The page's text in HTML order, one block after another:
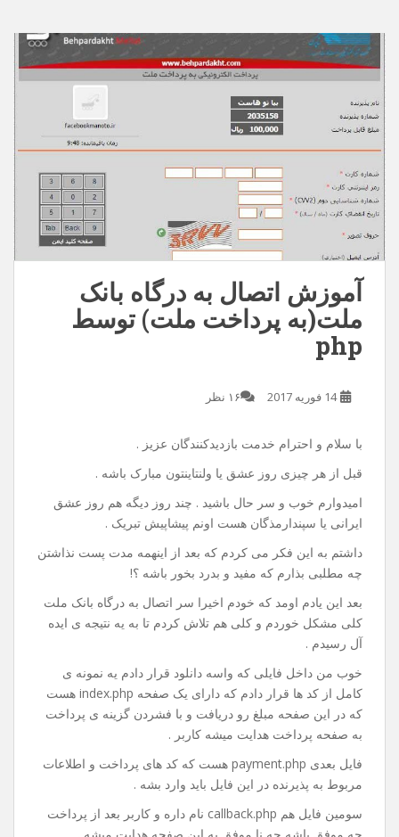
ملت(به پرداخت ملت) توسط
php
14 فوریه 2017 ۱۶ نظر
با سلام و احترام خدمت بازدیدکنندگان عزیز .
قبل از هر چیزی روز عشق یا ولنتاینتون مبارک باشه .
امیدوارم خوب و سر حال باشید . چند روز دیگه هم روز عشق
ایرانی یا سپندارمذگان هست اونم پیشاپیش تبریک .
داشتم به این فکر می کردم که بعد از اینهمه مدت پست نذاشتن
چه مطلبی بذارم که مفید و بدرد بخور باشه ؟!
بعد این یادم اومد که خودم اخیرا سر اتصال به درگاه بانک ملت
کلی مشکل خوردم و کلی هم تلاش کردم تا به یه نتیجه ی ایده
آل رسیدم .
خوب من داخل فایلی که واسه دانلود قرار دادم یه نمونه ی
کامل از کد ها قرار دادم که دارای یک صفحه index.php هست